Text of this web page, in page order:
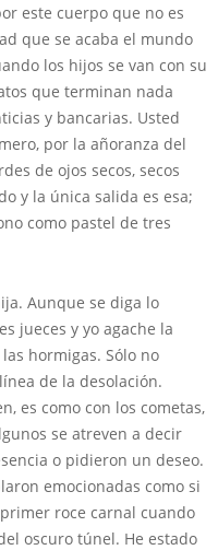
este cuerpo que no es
que se acaba el mundo
los hijos se van con su
que terminan nada
y bancarias. Usted
por la añoranza del
de ojos secos, secos
y la única salida es esa;
como pastel de tres
Aunque se diga lo
jueces y yo agache la
hormigas. Sólo no
de la desolación.
es como con los cometas,
se atreven a decir
o pidieron un deseo.
emocionadas como si
roce carnal cuando
oscuro túnel. He estado